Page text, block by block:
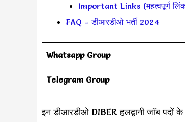
Important Links (महत्वपूर्ण
FAQ – डीआरडीओ भर्ती 2024
Whatsapp Group
Telegram Group
इन डीआरडीओ DIBER हलद्वानी जॉब पदों